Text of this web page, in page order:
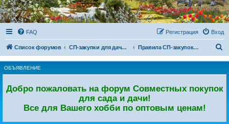
FAQ Вход
Регистрация
Список форумов СП-закупки для дачи и сада Правила СП-закупок для дачи и сада
ОБЪЯВЛЕНИЕ
Добро пожаловать на форум Совместных покупок
для сада и дачи!
Все для Вашего хобби по оптовым ценам!